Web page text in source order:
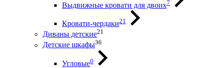
Выдвижные кровати для двоих7
Кровати-чердаки21
Диваны детские21
Детские шкафы36
Угловые0